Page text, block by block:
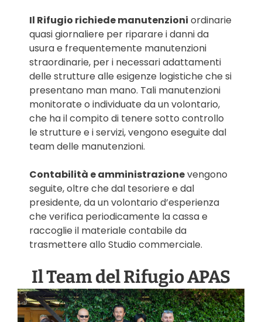
Il Rifugio richiede manutenzioni ordinarie
quasi giornaliere per riparare i danni da
usura e frequentemente manutenzioni
straordinarie, per i necessari adattamenti
delle strutture alle esigenze logistiche che si
presentano man mano. Tali manutenzioni
monitorate o individuate da un volontario,
che ha il compito di tenere sotto controllo
le strutture e i servizi, vengono eseguite dal
team delle manutenzioni.
Contabilità e amministrazionevengono
seguite, oltre che dal tesoriere e dal
presidente, da un volontario d’esperienza
che verifica periodicamente la cassa e
raccoglie il materiale contabile da
trasmettere allo Studio commerciale.
Il Team del Rifugio APAS